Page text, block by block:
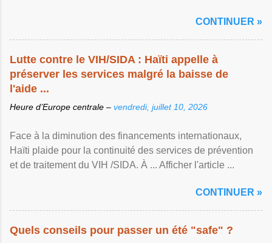
CONTINUER »
Lutte contre le VIH/SIDA : Haïti appelle à
préserver les services malgré la baisse de
l'aide ...
Heure d’Europe centrale – vendredi, juillet 10, 2026
Face à la diminution des financements internationaux,
Haïti plaide pour la continuité des services de prévention
et de traitement du VIH /SIDA. À ... Afficher l'article ...
CONTINUER »
Quels conseils pour passer un été "safe" ?